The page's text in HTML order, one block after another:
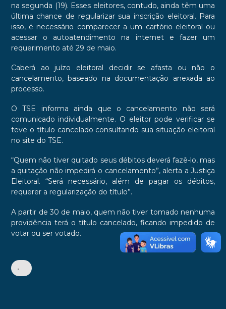
na segunda (19). Esses eleitores, contudo, ainda têm uma
última chance de regularizar sua inscrição eleitoral. Para
isso, é necessário comparecer a um cartório eleitoral ou
acessar o autoatendimento na internet e fazer um
requerimento até 29 de maio.
Caberá ao juízo eleitoral decidir se afasta ou não o
cancelamento, baseado na documentação anexada ao
processo.
O TSE informa ainda que o cancelamento não será
comunicado individualmente. O eleitor pode verificar se
teve o título cancelado consultando sua situação eleitoral
no site do TSE.
“Quem não tiver quitado seus débitos deverá fazê-lo, mas
a quitação não impedirá o cancelamento”, alerta a Justiça
Eleitoral. “Será necessário, além de pagar os débitos,
requerer a regularização do título”.
A partir de 30 de maio, quem não tiver tomado nenhuma
providência terá o título cancelado, ficando impedido de
votar ou ser votado.
•